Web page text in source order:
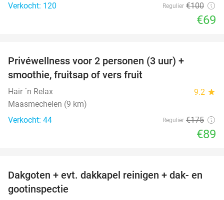
Verkocht: 120
Regulier €100
€69
Privéwellness voor 2 personen (3 uur) +
smoothie, fruitsap of vers fruit
Hair ´n Relax 9.2 star
Maasmechelen (9 km)
Verkocht: 44
Regulier €175
€89
41%
Dakgoten + evt. dakkapel reinigen + dak- en
gootinspectie